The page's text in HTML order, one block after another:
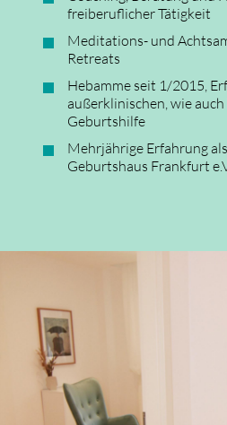
freiberuflicher Tätigkeit
Meditations- und
Retreats
Hebamme seit 1/2015,
außerklinischen, wie
Geburtshilfe
Mehrjährige Erfahrung
Geburtshaus Frankfurt